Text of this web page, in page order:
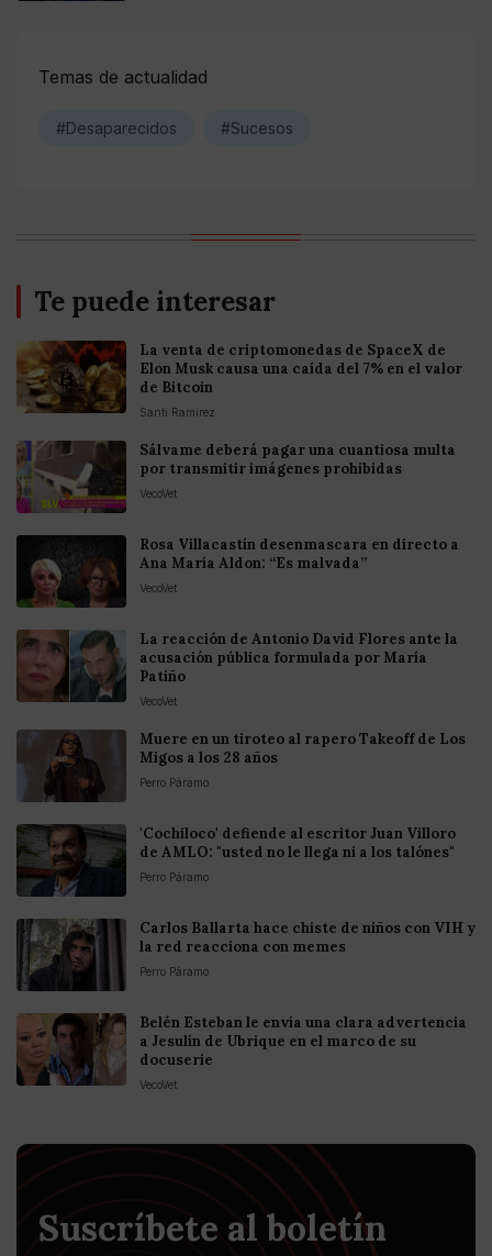
Temas de actualidad
#Desaparecidos #Sucesos
Te puede interesar
La venta de criptomonedas de SpaceX de
Elon Musk causa una caída del 7% en el valor
de Bitcoin
Santi Ramirez
Sálvame deberá pagar una cuantiosa multa
por transmitir imágenes prohibidas
VecoVet
Rosa Villacastín desenmascara en directo a
Ana María Aldon: “Es malvada”
VecoVet
La reacción de Antonio David Flores ante la
acusación pública formulada por María
Patiño
VecoVet
Muere en un tiroteo al rapero Takeoff de Los
Migos a los 28 años
Perro Páramo
'Cochiloco' defiende al escritor Juan Villoro
de AMLO: "usted no le llega ni a los talónes"
Perro Páramo
Carlos Ballarta hace chiste de niños con VIH y
la red reacciona con memes
Perro Páramo
Belén Esteban le envía una clara advertencia
a Jesulín de Ubrique en el marco de su
docuserie
VecoVet
Suscríbete al boletín